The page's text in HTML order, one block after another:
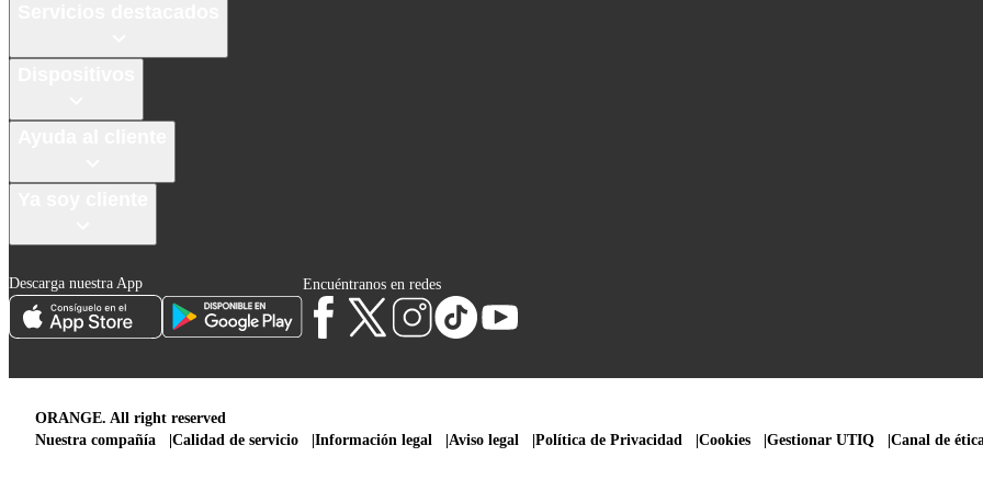
Descarga nuestra App Encuéntranos en redes
ORANGE. All right reserved
Nuestra compañía
Calidad de servicio Información legal Aviso legal Política de Privacidad Cookies Gestionar UTIQ Canal de